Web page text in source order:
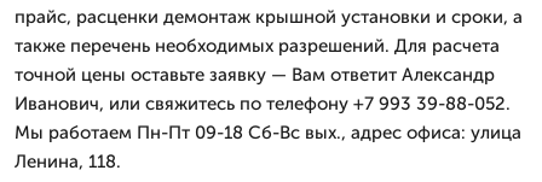
прайс, расценки демонтаж крышной установки и сроки, а
также перечень необходимых разрешений. Для расчета
точной цены оставьте заявку — Вам ответит Александр
Иванович, или свяжитесь по телефону +7 993 39-88-052.
Мы работаем Пн-Пт 09-18 Сб-Вс вых., адрес офиса: улица
Ленина, 118.